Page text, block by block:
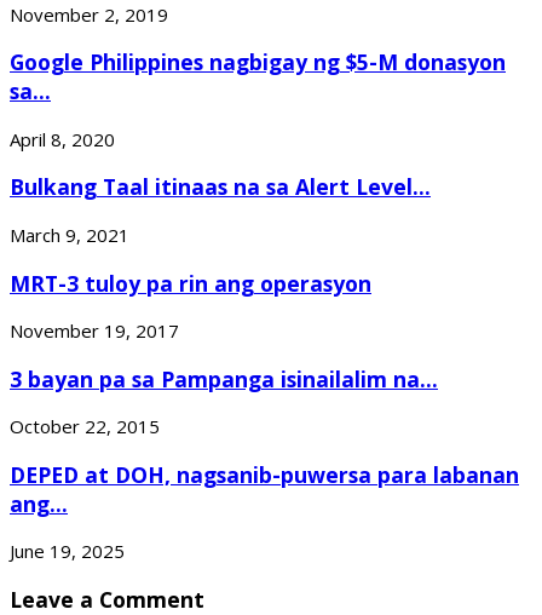
November 2, 2019
Google Philippines nagbigay ng $5-M donasyon
sa...
April 8, 2020
Bulkang Taal itinaas na sa Alert Level...
March 9, 2021
MRT-3 tuloy pa rin ang operasyon
November 19, 2017
3 bayan pa sa Pampanga isinailalim na...
October 22, 2015
DEPED at DOH, nagsanib-puwersa para labanan
ang...
June 19, 2025
Leave a Comment